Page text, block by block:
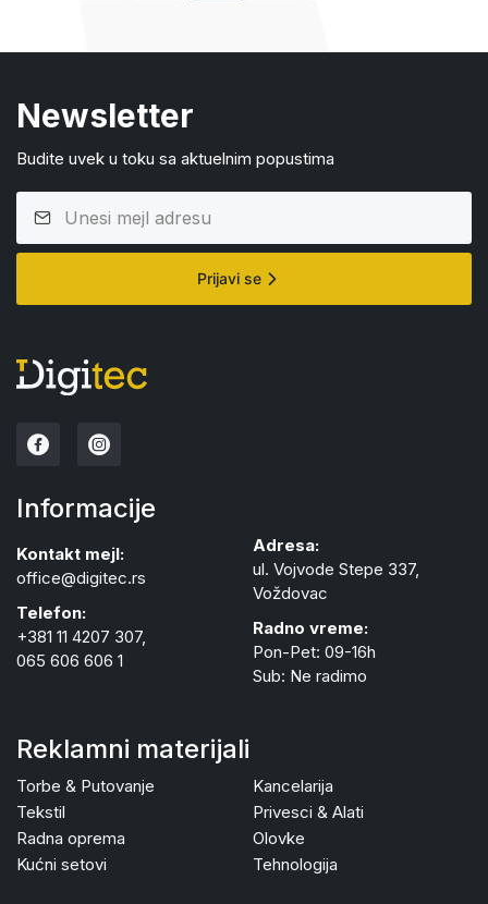
Newsletter
Budite uvek u toku sa aktuelnim popustima
Prijavi se
Informacije
Kontakt mejl:
office@digitec.rs
Telefon:
+381 11 4207 307,
065 606 606 1
Adresa:
ul. Vojvode Stepe 337,
Voždovac
Radno vreme:
Pon-Pet: 09-16h
Sub: Ne radimo
Reklamni materijali
Torbe & Putovanje
Tekstil
Radna oprema
Kućni setovi
Kancelarija
Privesci & Alati
Olovke
Tehnologija